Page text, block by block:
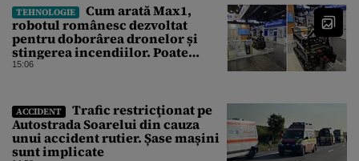
TEHNOLOGIE
Cum arată Max1,
robotul românesc dezvoltat
pentru doborârea dronelor și
stingerea incendiilor. Poate
transporta încărcături de până la
15:06
ACCIDENT
Trafic restricţionat pe
Autostrada Soarelui din cauza
unui accident rutier. Șase mașini
sunt implicate